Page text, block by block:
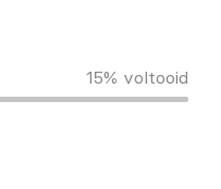
15% voltooid